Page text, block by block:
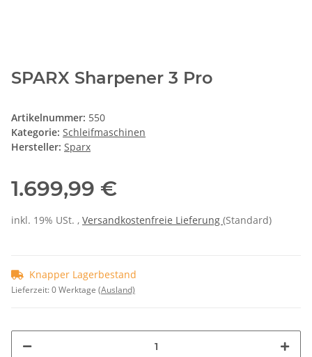
SPARX Sharpener 3 Pro
Artikelnummer: 550
Kategorie: Schleifmaschinen
Hersteller: Sparx
1.699,99 €
inkl. 19% USt. , Versandkostenfreie Lieferung (Standard)
Knapper Lagerbestand
Lieferzeit:0 Werktage (Ausland)